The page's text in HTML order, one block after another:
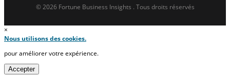
© 2026 Fortune Business Insights . Tous droits réservés
×
Nous utilisons des cookies.
pour améliorer votre expérience.
Accepter